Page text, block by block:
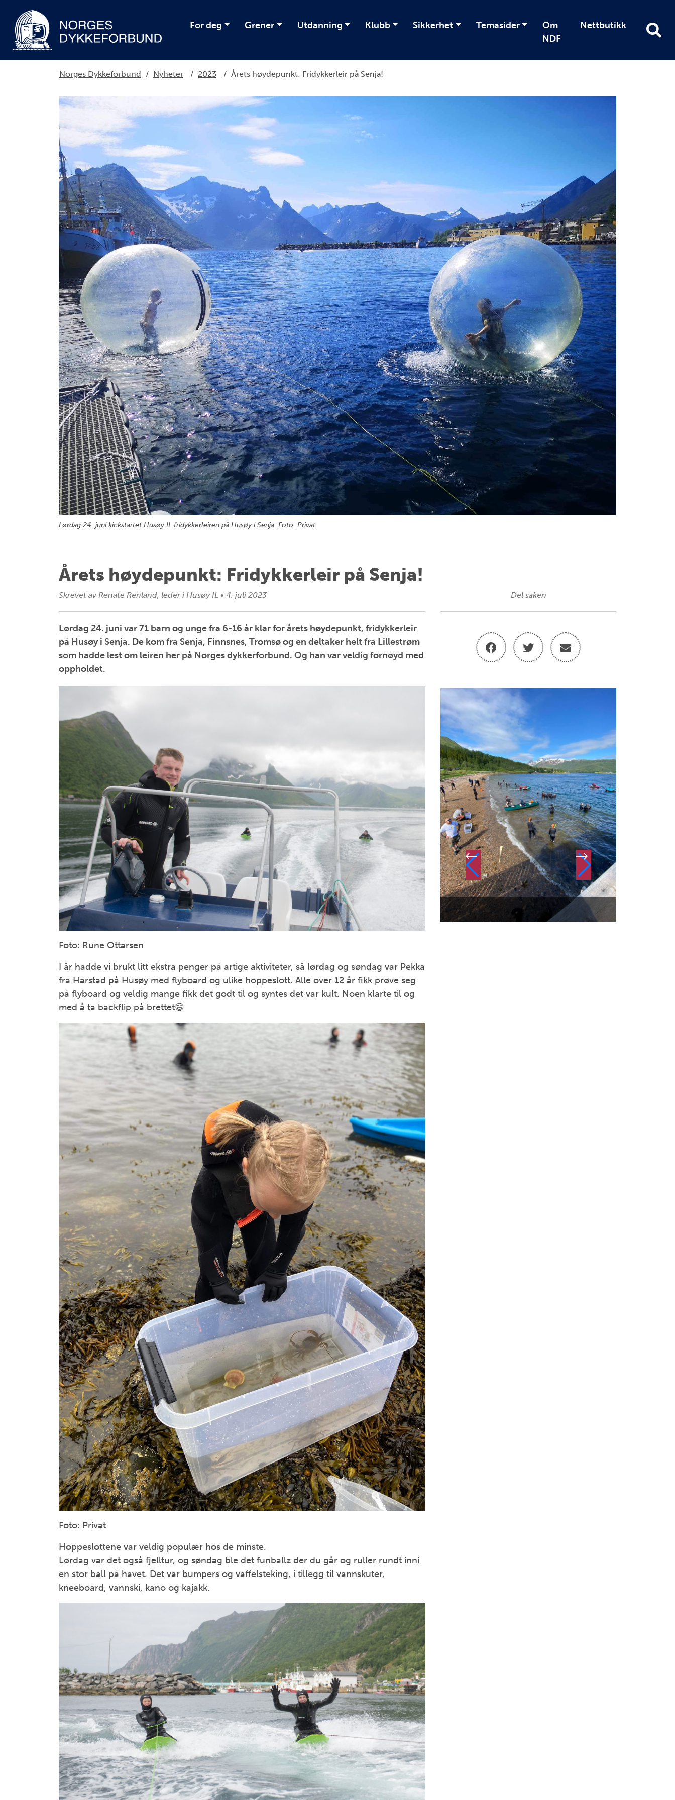
For deg Grener Utdanning Klubb Sikkerhet Temasider
Om
NDF
Nettbutikk
Norges Dykkeforbund / Nyheter / 2023 / Årets høydepunkt: Fridykkerleir på Senja!
Lørdag 24. juni kickstartet Husøy IL fridykkerleiren på Husøy i Senja. Foto: Privat
Årets høydepunkt: Fridykkerleir på Senja!
Skrevet av Renate Renland, leder i Husøy IL • 4. juli 2023
Lørdag 24. juni var 71 barn og unge fra 6-16 år klar for årets høydepunkt, fridykkerleir
på Husøy i Senja. De kom fra Senja, Finnsnes, Tromsø og en deltaker helt fra Lillestrøm
som hadde lest om leiren her på Norges dykkerforbund. Og han var veldig fornøyd med
oppholdet.
Foto: Rune Ottarsen
I år hadde vi brukt litt ekstra penger på artige aktiviteter, så lørdag og søndag var Pekka
fra Harstad på Husøy med flyboard og ulike hoppeslott. Alle over 12 år fikk prøve seg
på flyboard og veldig mange fikk det godt til og syntes det var kult. Noen klarte til og
med å ta backflip på brettet😄
Foto: Privat
Hoppeslottene var veldig populær hos de minste.
Lørdag var det også fjelltur, og søndag ble det funballz der du går og ruller rundt inni
en stor ball på havet. Det var bumpers og vaffelsteking, i tillegg til vannskuter,
kneeboard, vannski, kano og kajakk.
Del saken